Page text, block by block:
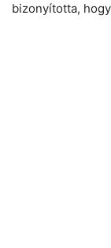
bizonyította,